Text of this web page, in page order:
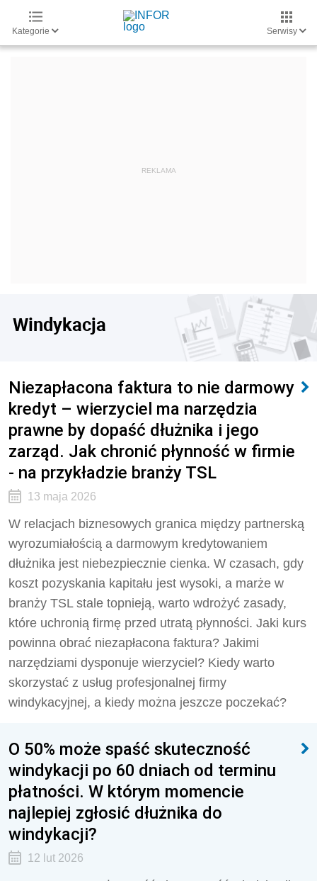
Kategorie Serwisy
Windykacja
Niezapłacona faktura to nie darmowy
kredyt – wierzyciel ma narzędzia
prawne by dopaść dłużnika i jego
zarząd. Jak chronić płynność w firmie
- na przykładzie branży TSL
13 maja 2026
W relacjach biznesowych granica między partnerską
wyrozumiałością a darmowym kredytowaniem
dłużnika jest niebezpiecznie cienka. W czasach, gdy
koszt pozyskania kapitału jest wysoki, a marże w
branży TSL stale topnieją, warto wdrożyć zasady,
które uchronią firmę przed utratą płynności. Jaki kurs
powinna obrać niezapłacona faktura? Jakimi
narzędziami dysponuje wierzyciel? Kiedy warto
skorzystać z usług profesjonalnej firmy
windykacyjnej, a kiedy można jeszcze poczekać?
O 50% może spaść skuteczność
windykacji po 60 dniach od terminu
płatności. W którym momencie
najlepiej zgłosić dłużnika do
windykacji?
12 lut 2026